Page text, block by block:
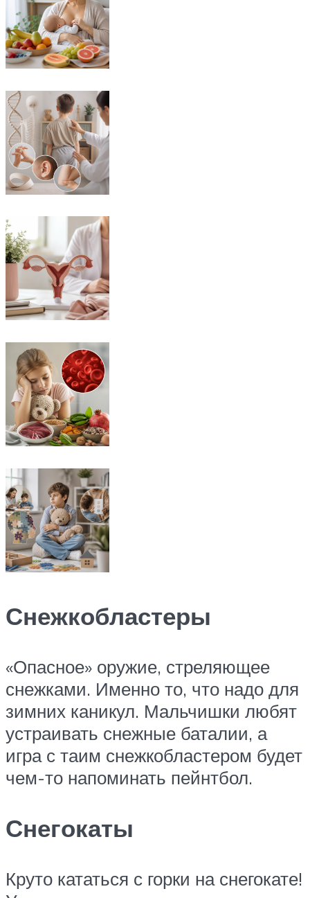
Снежкобластеры
«Опасное» оружие, стреляющее
снежками. Именно то, что надо для
зимних каникул. Мальчишки любят
устраивать снежные баталии, а
игра с таим снежкобластером будет
чем-то напоминать пейнтбол.
Снегокаты
Круто кататься с горки на снегокате!